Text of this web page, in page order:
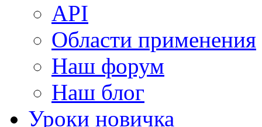
API
Области применения
Наш форум
Наш блог
Уроки новичка